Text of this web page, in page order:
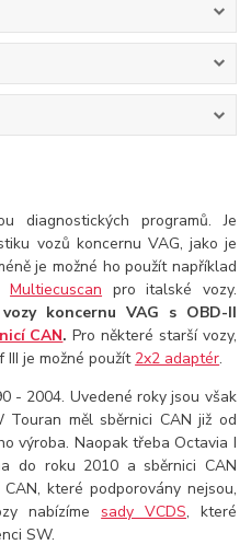
diagnostických programů. Je
vozů koncernu VAG, jako je
je možné ho použít například
Multiecuscan pro italské vozy.
koncernu VAG s OBD-II
CAN.Pro některé starší vozy,
je možné použít 2x2 adaptér.
- 2004. Uvedené roky jsou však
Touran měl sběrnici CAN již od
výroba. Naopak třeba Octavia I
do roku 2010 a sběrnici CAN
které podporovány nejsou,
nabízíme sady VCDS, které
SW.